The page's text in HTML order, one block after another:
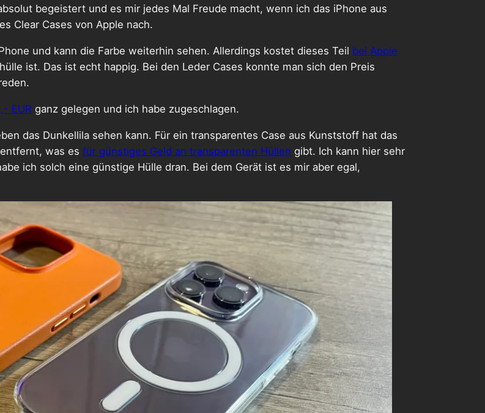
begeistert und es mir jedes Mal Freude macht, wenn ich das iPhone aus
Clear Cases von Apple nach.
und kann die Farbe weiterhin sehen. Allerdings kostet dieses Teil bei Apple
ist. Das ist echt happig. Bei den Leder Cases konnte man sich den Preis
EUR ganz gelegen und ich habe zugeschlagen.
das Dunkellila sehen kann. Für ein transparentes Case aus Kunststoff hat das
was es für günstiges Geld an transparenten Hüllen gibt. Ich kann hier sehr
ich solch eine günstige Hülle dran. Bei dem Gerät ist es mir aber egal,